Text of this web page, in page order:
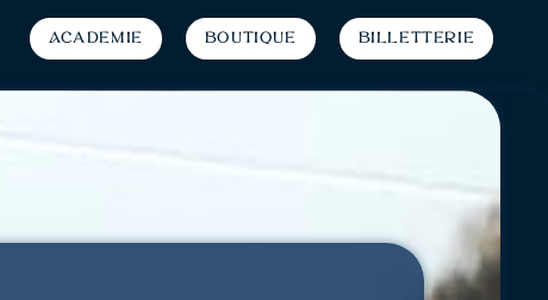
Académie Boutique Billetterie